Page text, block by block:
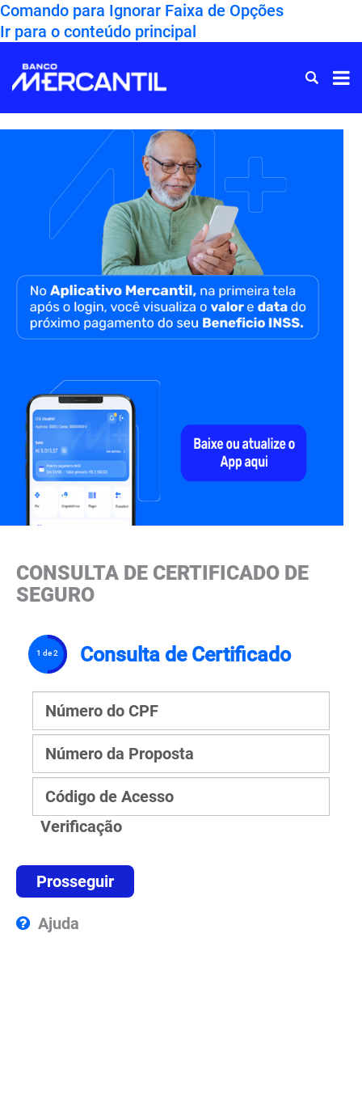
Comando para Ignorar Faixa de Opções
Ir para o conteúdo principal
para
Home
CONSULTA DE CERTIFICADO DE
SEGURO
1 de 2 Consulta de Certificado
Número do CPF
Número da Proposta
Código de Acesso
Verificação
Ajuda